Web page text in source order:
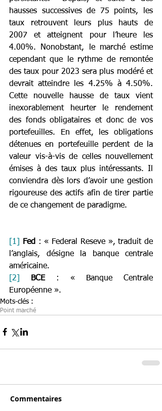
hausses successives de 75 points, les
taux retrouvent leurs plus hauts de
2007 et atteignent pour l’heure les
4.00%. Nonobstant, le marché estime
cependant que le rythme de remontée
des taux pour 2023 sera plus modéré et
devrait atteindre les 4.25% à 4.50%.
Cette nouvelle hausse de taux vient
inexorablement heurter le rendement
des fonds obligataires et donc de vos
portefeuilles. En effet, les obligations
détenues en portefeuille perdent de la
valeur vis-à-vis de celles nouvellement
émises à des taux plus intéressants. Il
conviendra dès lors d’avoir une gestion
rigoureuse des actifs afin de tirer partie
de ce changement de paradigme.
[1] Fed : « Federal Reseve », traduit de
l’anglais, désigne la banque centrale
américaine.
[2]
BCE : « Banque Centrale
Européenne ».
Mots-clés :
Point marché
Commentaires